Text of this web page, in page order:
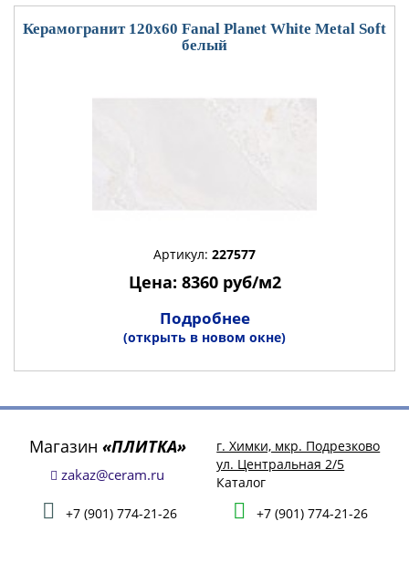
Керамогранит 120x60 Fanal Planet White Metal Soft
белый
Артикул: 227577
Цена: 8360 руб/м2
Подробнее
(открыть в новом окне)
Магазин «ПЛИТКА»
zakaz@ceram.ru
г. Химки, мкр. Подрезково
ул. Центральная 2/5
Каталог
+7 (901) 774-21-26
+7 (901) 774-21-26